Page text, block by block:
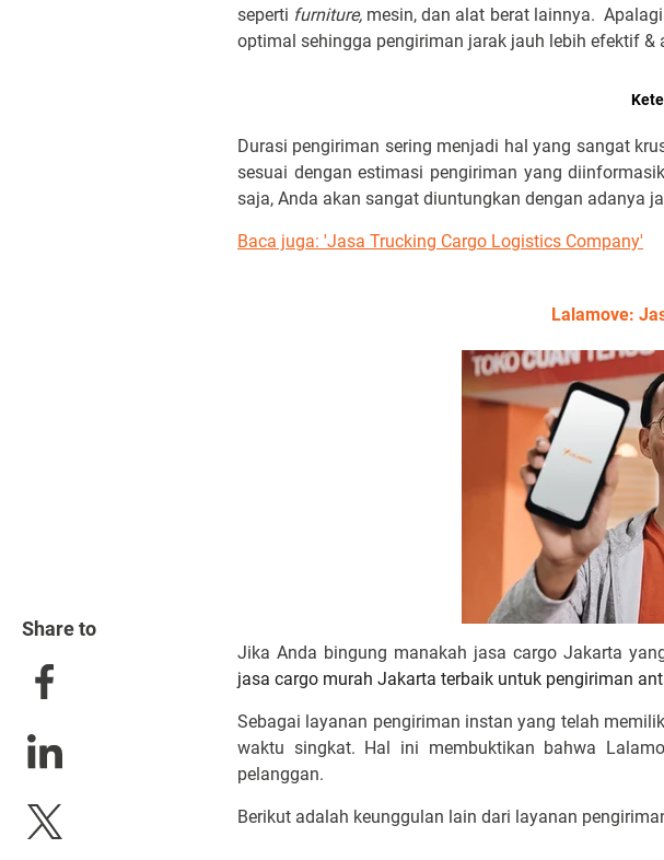
seperti furniture, mesin, dan alat berat lainnya.
optimal sehingga pengiriman jarak jauh lebih efektif &
Durasi pengiriman sering menjadi hal yang sangat
sesuai dengan estimasi pengiriman yang
saja, Anda akan sangat diuntungkan dengan adanya
Baca juga: 'Jasa Trucking Cargo Logistics Company'
Lalamove:
Jika Anda bingung manakah jasa cargo Jakarta
jasa cargo murah Jakarta terbaik untuk pengiriman
Sebagai layanan pengiriman instan yang telah
waktu singkat. Hal ini membuktikan bahwa
pelanggan.
Berikut adalah keunggulan lain dari layanan
Share to